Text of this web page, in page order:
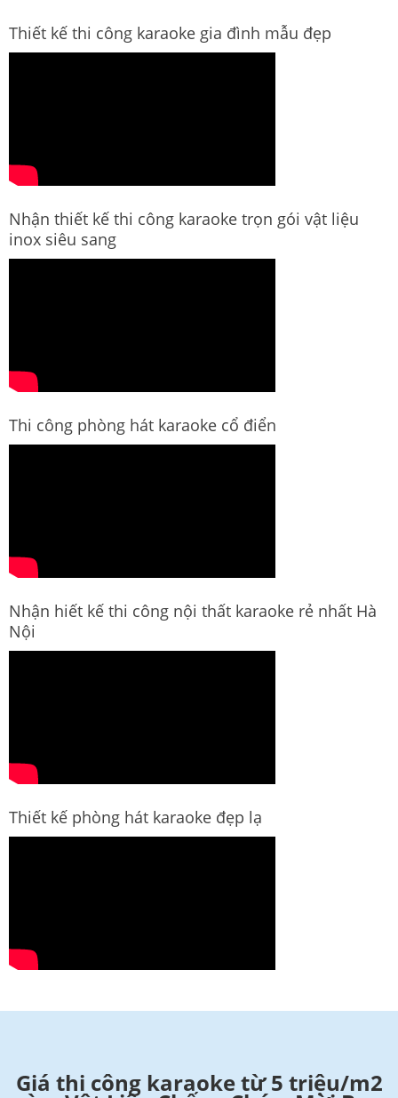
Thiết kế thi công karaoke gia đình mẫu đẹp
Nhận thiết kế thi công karaoke trọn gói vật liệu
inox siêu sang
Thi công phòng hát karaoke cổ điển
Nhận hiết kế thi công nội thất karaoke rẻ nhất Hà
Nội
Thiết kế phòng hát karaoke đẹp lạ
Giá thi công karaoke từ 5 triệu/m2